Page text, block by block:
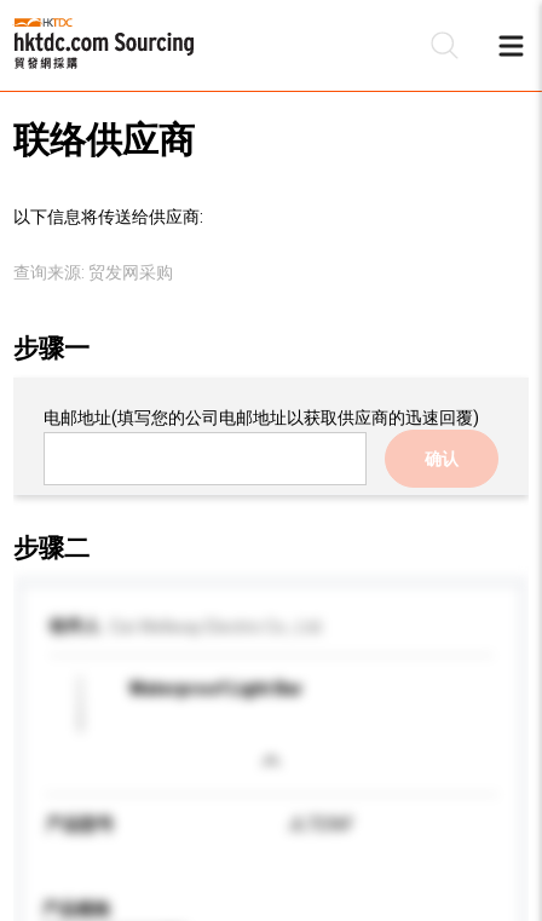
联络供应商
以下信息将传送给供应商:
查询来源: 贸发网采购
步骤一
电邮地址(填写您的公司电邮地址以获取供应商的迅速回覆)
确认
步骤二
收件人
Waterproof Light Bar
产品型号 JL7236F
产品规格